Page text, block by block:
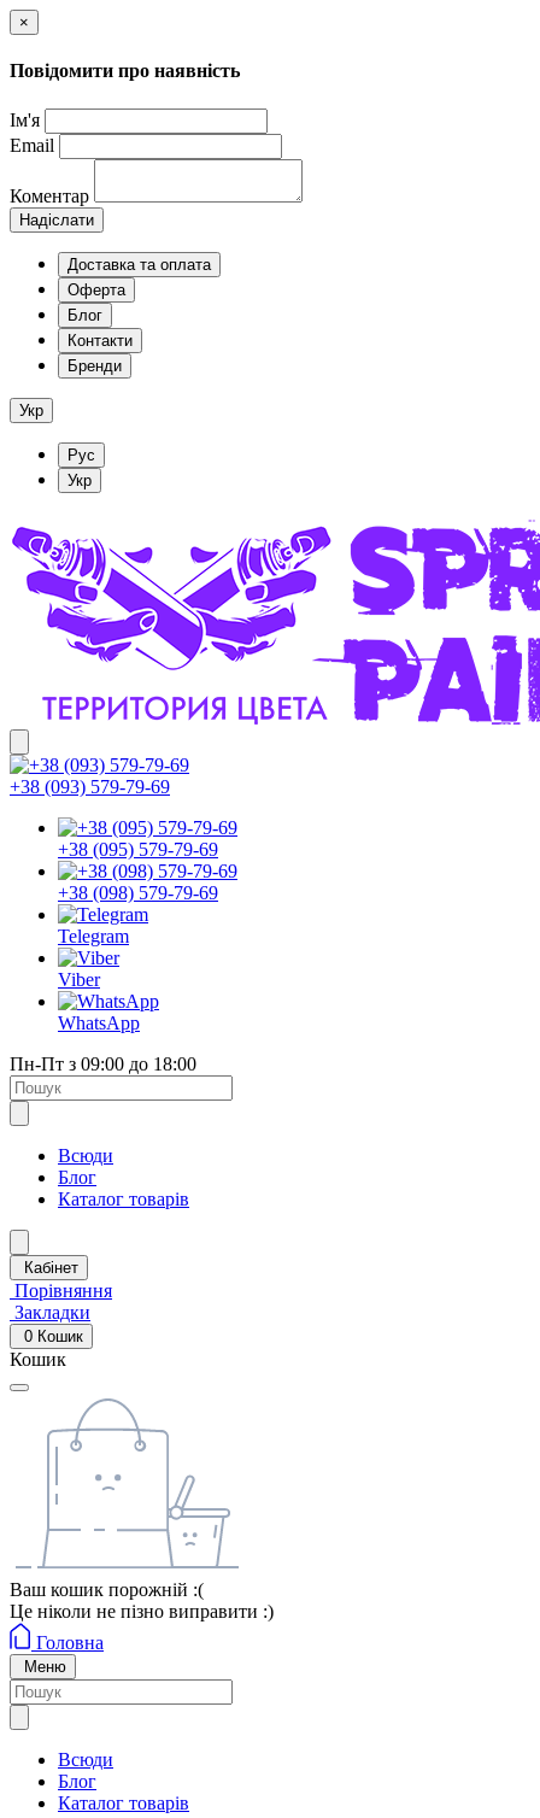
×
Повідомити про наявність
Ім'я
Email
Коментар
Надіслати
Доставка та оплата
Оферта
Блог
Контакти
Бренди
Укр
Рус
Укр
+38 (093) 579-79-69
+38 (095) 579-79-69
+38 (098) 579-79-69
Telegram
Viber
WhatsApp
Пн-Пт з 09:00 до 18:00
Всюди
Блог
Каталог товарів
Кабінет
Порівняння
Закладки
0 Кошик
Кошик
Ваш кошик порожній :(
Це ніколи не пізно виправити :)
Головна
Меню
Всюди
Блог
Каталог товарів